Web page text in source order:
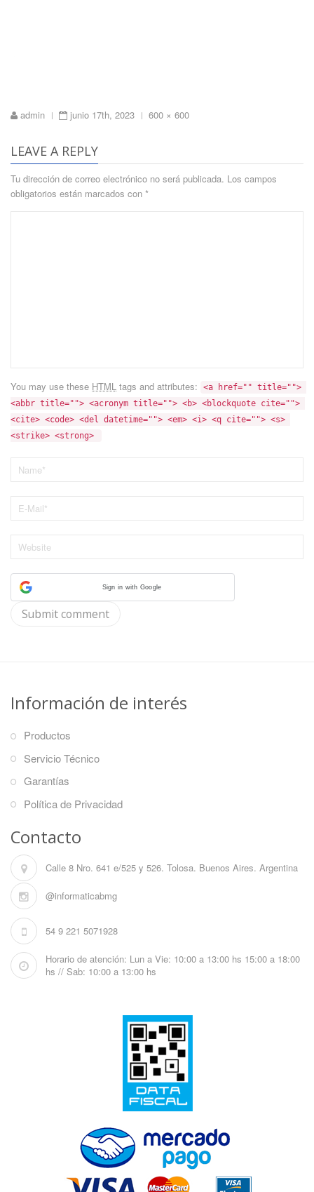
admin | junio 17th, 2023 |
Full
600 × 600
LEAVE A REPLY
Tu dirección de correo electrónico no será publicada. Los campos
obligatorios están marcados con *
You may use these HTML tags and attributes:
<a href="" title="">
<abbr title=""> <acronym title=""> <b> <blockquote cite="">
<cite> <code> <del datetime=""> <em> <i> <q cite=""> <s>
<strike> <strong>
Sign in with Google
Información de interés
Productos
Servicio Técnico
Garantías
Política de Privacidad
Contacto
Calle 8 Nro. 641 e/525 y 526. Tolosa. Buenos Aires. Argentina
@informaticabmg
54 9 221 5071928
Horario de atención: Lun a Vie: 10:00 a 13:00 hs 15:00 a 18:00
hs // Sab: 10:00 a 13:00 hs